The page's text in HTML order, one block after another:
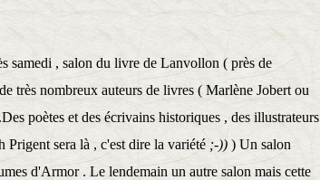
samedi , salon du livre de Lanvollon ( près de
très nombreux auteurs de livres ( Marlène Jobert ou
poètes et des écrivains historiques , des illustrateurs
sera là , c'est dire la variété ;-)) ) Un salon
d'Armor . Le lendemain un autre salon mais cette